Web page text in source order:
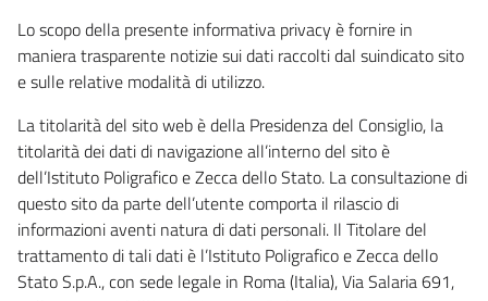
Lo scopo della presente informativa privacy è fornire in
maniera trasparente notizie sui dati raccolti dal suindicato sito
e sulle relative modalità di utilizzo.
La titolarità del sito web è della Presidenza del Consiglio, la
titolarità dei dati di navigazione all’interno del sito è
dell’Istituto Poligrafico e Zecca dello Stato. La consultazione di
questo sito da parte dell’utente comporta il rilascio di
informazioni aventi natura di dati personali. Il Titolare del
trattamento di tali dati è l’Istituto Poligrafico e Zecca dello
Stato S.p.A., con sede legale in Roma (Italia), Via Salaria 691,